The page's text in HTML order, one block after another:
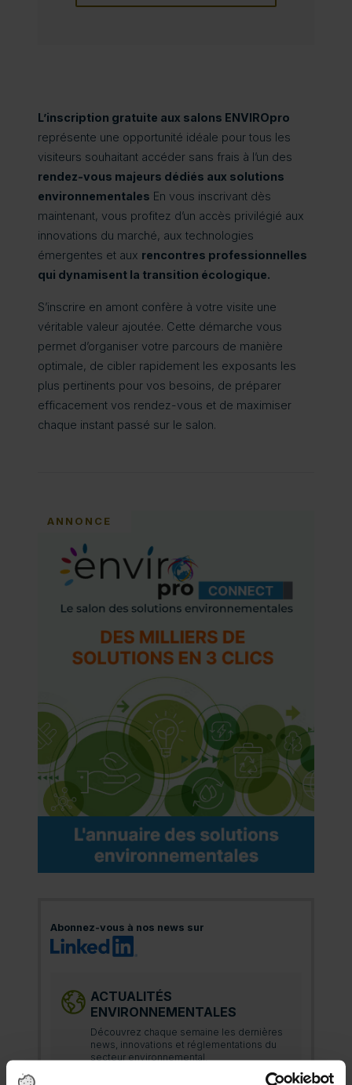
L’inscription gratuite aux salons ENVIROpro
représente une opportunité idéale pour tous les
visiteurs souhaitant accéder sans frais à l’un des
rendez-vous majeurs dédiés aux solutions
environnementales En vous inscrivant dès
maintenant, vous profitez d’un accès privilégié aux
innovations du marché, aux technologies
émergentes et aux rencontres professionnelles
qui dynamisent la transition écologique.
S’inscrire en amont confère à votre visite une
véritable valeur ajoutée. Cette démarche vous
permet d’organiser votre parcours de manière
optimale, de cibler rapidement les exposants les
plus pertinents pour vos besoins, de préparer
efficacement vos rendez-vous et de maximiser
chaque instant passé sur le salon.
ANNONCE
Abonnez-vous à nos news sur
ACTUALITÉS
ENVIRONNEMENTALES
Découvrez chaque semaine les dernières
news, innovations et réglementations du
secteur environnemental.